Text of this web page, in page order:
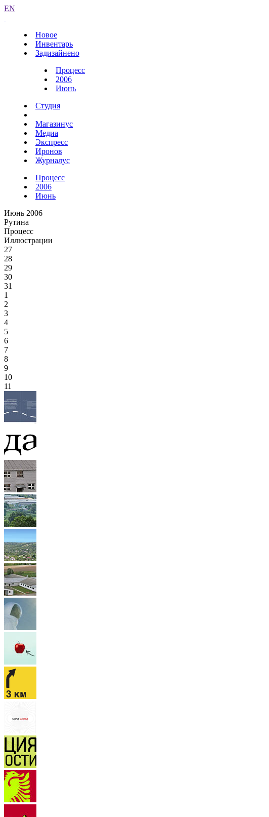
EN
Новое
Инвентарь
Задизайнено
Процесс
2006
Июнь
Студия
Магазинус
Медиа
Экспресс
Иронов
Журналус
Процесс
2006
Июнь
Июнь 2006
Рутина
Процесс
Иллюстрации
27
28
29
30
31
1
2
3
4
5
6
7
8
9
10
11